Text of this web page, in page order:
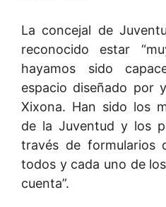
La concejal de
reconocido estar
hayamos sido
espacio diseñado por
Xixona. Han sido los
de la Juventud y los
través de formularios
todos y cada uno de
cuenta”.